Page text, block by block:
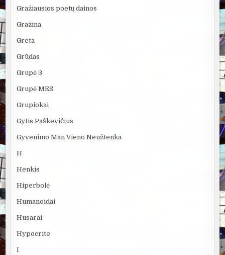
Gražiausios poetų dainos
Gražina
Greta
Grūdas
Grupė 3
Grupė MES
Grupiokai
Gytis Paškevičius
Gyvenimo Man Vieno Neužtenka
H
Henkis
Hiperbolė
Humanoidai
Husarai
Hypocrite
I